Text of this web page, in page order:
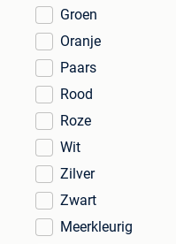
Groen
Oranje
Paars
Rood
Roze
Wit
Zilver
Zwart
Meerkleurig